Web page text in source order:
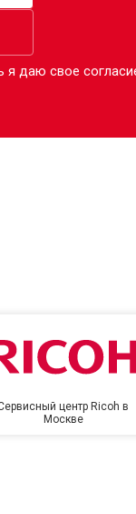
я даю свое
центр Ricoh в
Москве